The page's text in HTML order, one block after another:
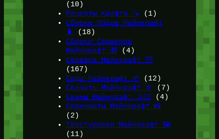
(10)
Рецепты Крафта 🪚 (1)
Сборки Модов Майнкрафт
🧳
(18)
Сборки Серверов
Майнкрафт 🎁 (4)
Сервера Майнкрафт 🛜
(167)
Сиды Майнкрафт 🌱
(12)
Скачать Майнкрафт 🔽
(7)
Скины Майнкрафт 🤹🏻
(4)
Скриншоты Майнкрафт 📸
(2)
Текстурпаки Майнкрафт 🖼️
(11)